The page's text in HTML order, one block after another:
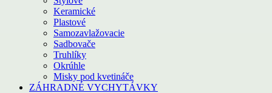
Keramické
Plastové
Samozavlažovacie
Sadbovače
Truhlíky
Okrúhle
Misky pod kvetináče
ZÁHRADNÉ VYCHYTÁVKY